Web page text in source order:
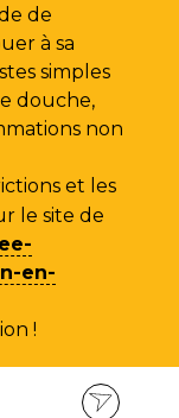
de
à sa
simples
douche,
non
et les
le site de
en-
!